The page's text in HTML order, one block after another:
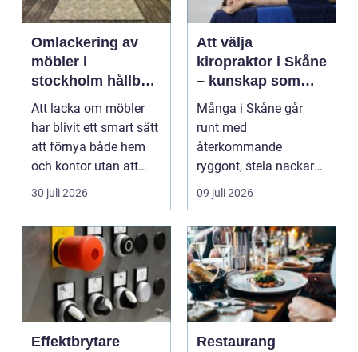
Omlackering av
möbler i
stockholm hållbar
förvandling av
hem och kontor
Att lacka om möbler
har blivit ett smart sätt
att förnya både hem
och kontor utan att
köpa nytt. Mån...
30 juli 2026
Att välja
kiropraktor i Skåne
– kunskap som
hjälper dig att ta
rätt beslut
Många i Skåne går
runt med
återkommande
ryggont, stela nackar
eller diffusa ...
09 juli 2026
Effektbrytare
Restaurang